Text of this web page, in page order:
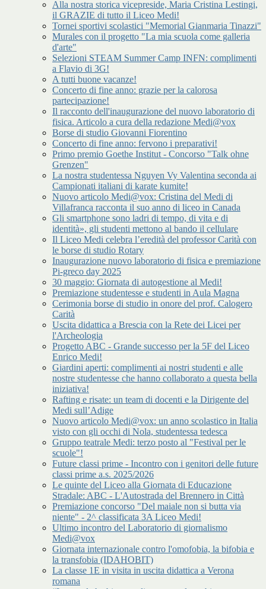
Alla nostra storica vicepreside, Maria Cristina Lestingi,
il GRAZIE di tutto il Liceo Medi!
Tornei sportivi scolastici "Memorial Gianmaria Tinazzi"
Murales con il progetto "La mia scuola come galleria
d'arte"
Selezioni STEAM Summer Camp INFN: complimenti
a Flavio di 3G!
A tutti buone vacanze!
Concerto di fine anno: grazie per la calorosa
partecipazione!
Il racconto dell'inaugurazione del nuovo laboratorio di
fisica. Articolo a cura della redazione Medi@vox
Borse di studio Giovanni Fiorentino
Concerto di fine anno: fervono i preparativi!
Primo premio Goethe Institut - Concorso "Talk ohne
Grenzen"
La nostra studentessa Nguyen Vy Valentina seconda ai
Campionati italiani di karate kumite!
Nuovo articolo Medi@vox: Cristina del Medi di
Villafranca racconta il suo anno di liceo in Canada
Gli smartphone sono ladri di tempo, di vita e di
identità», gli studenti mettono al bando il cellulare
Il Liceo Medi celebra l’eredità del professor Carità con
le borse di studio Rotary
Inaugurazione nuovo laboratorio di fisica e premiazione
Pi-greco day 2025
30 maggio: Giornata di autogestione al Medi!
Premiazione studentesse e studenti in Aula Magna
Cerimonia borse di studio in onore del prof. Calogero
Carità
Uscita didattica a Brescia con la Rete dei Licei per
l'Archeologia
Progetto ABC - Grande successo per la 5F del Liceo
Enrico Medi!
Giardini aperti: complimenti ai nostri studenti e alle
nostre studentesse che hanno collaborato a questa bella
iniziativa!
Rafting e risate: un team di docenti e la Dirigente del
Medi sull’Adige
Nuovo articolo Medi@vox: un anno scolastico in Italia
visto con gli occhi di Nola, studentessa tedesca
Gruppo teatrale Medi: terzo posto al "Festival per le
scuole"!
Future classi prime - Incontro con i genitori delle future
classi prime a.s. 2025/2026
Le quinte del Liceo alla Giornata di Educazione
Stradale: ABC - L'Autostrada del Brennero in Città
Premiazione concorso "Del maiale non si butta via
niente" - 2^ classificata 3A Liceo Medi!
Ultimo incontro del Laboratorio di giornalismo
Medi@vox
Giornata internazionale contro l'omofobia, la bifobia e
la transfobia (IDAHOBIT)
La classe 1E in visita in uscita didattica a Verona
romana